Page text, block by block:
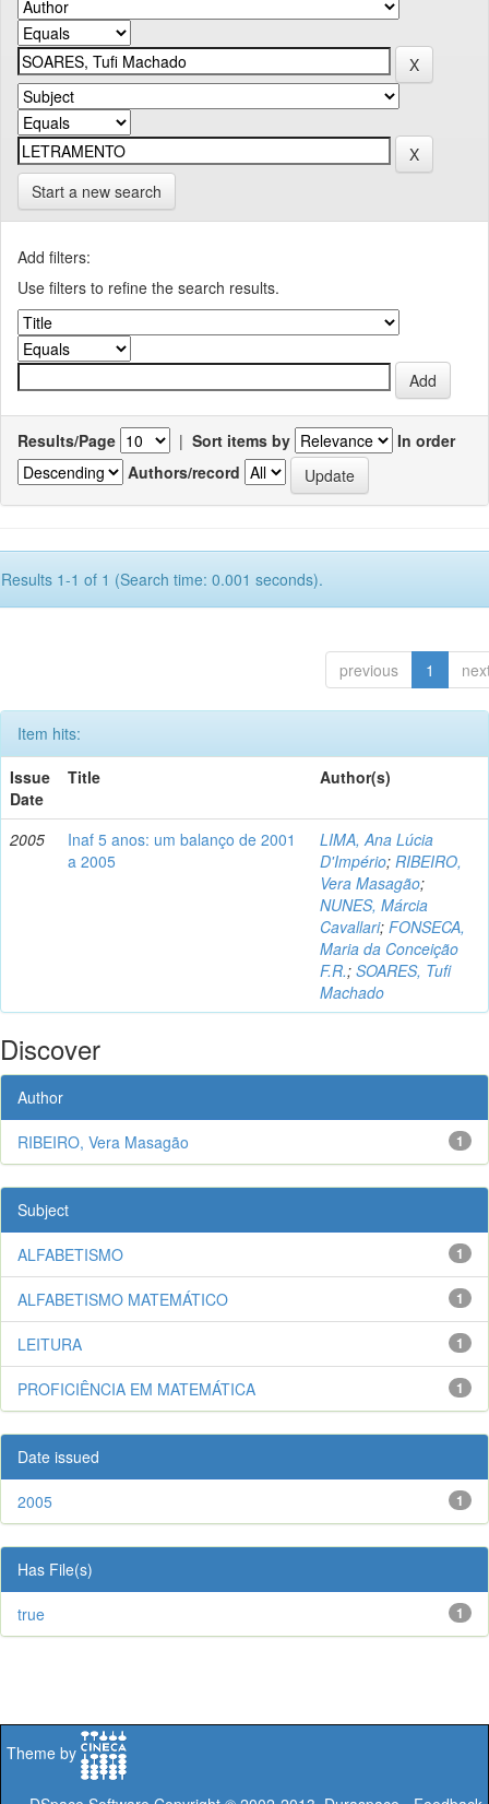
Start a new search
Add filters:
Use filters to refine the search results.
Results/Page | Sort items by
In order
Authors/record
Results 1-1 of 1 (Search time: 0.001 seconds).
previous 1
Item hits:
Issue
Date
Title Author(s)
2005
Inaf 5 anos: um balanço de 2001
a 2005
LIMA, Ana Lúcia
D'Império; RIBEIRO,
Vera Masagão;
NUNES, Márcia
Cavallari; FONSECA,
Maria da Conceição
F.R.; SOARES, Tufi
Machado
Discover
Author
1
RIBEIRO, Vera Masagão
Subject
1
ALFABETISMO
1
ALFABETISMO MATEMÁTICO
1
LEITURA
1
PROFICIÊNCIA EM MATEMÁTICA
Date issued
1
2005
Has File(s)
1
true
Theme by